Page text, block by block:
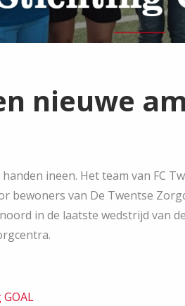
nieuwe
ineen. Het team van FC
bewoners van De Twentse
in de laatste wedstrijd van